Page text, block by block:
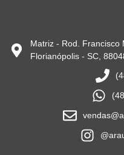
Matriz - Rod. Francisco
Florianópolis - SC,